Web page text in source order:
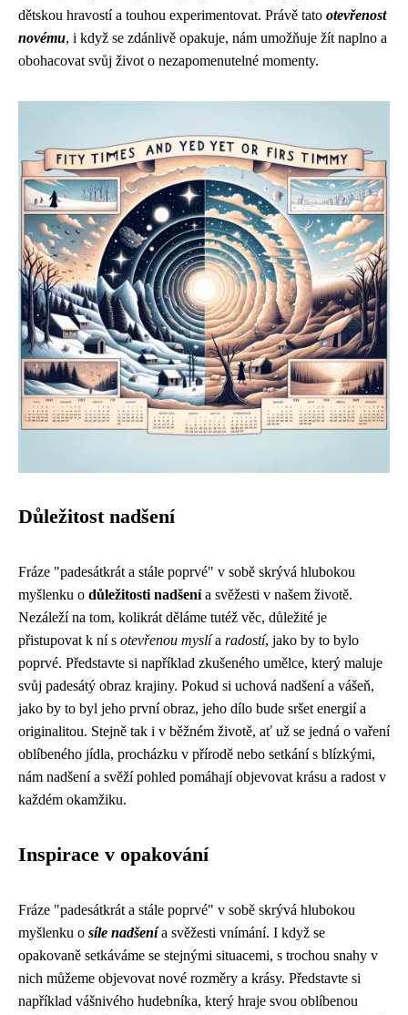
dětskou hravostí a touhou experimentovat. Právě tato otevřenost
novému, i když se zdánlivě opakuje, nám umožňuje žít naplno a
obohacovat svůj život o nezapomenutelné momenty.
Důležitost nadšení
Fráze "padesátkrát a stále poprvé" v sobě skrývá hlubokou
myšlenku o důležitosti nadšenía svěžesti v našem životě.
Nezáleží na tom, kolikrát děláme tutéž věc, důležité je
přistupovat k ní s otevřenou myslía radostí, jako by to bylo
poprvé. Představte si například zkušeného umělce, který maluje
svůj padesátý obraz krajiny. Pokud si uchová nadšení a vášeň,
jako by to byl jeho první obraz, jeho dílo bude sršet energií a
originalitou. Stejně tak i v běžném životě, ať už se jedná o vaření
oblíbeného jídla, procházku v přírodě nebo setkání s blízkými,
nám nadšení a svěží pohled pomáhají objevovat krásu a radost v
každém okamžiku.
Inspirace v opakování
Fráze "padesátkrát a stále poprvé" v sobě skrývá hlubokou
myšlenku o síle nadšenía svěžesti vnímání. I když se
opakovaně setkáváme se stejnými situacemi, s trochou snahy v
nich můžeme objevovat nové rozměry a krásy. Představte si
například vášnivého hudebníka, který hraje svou oblíbenou